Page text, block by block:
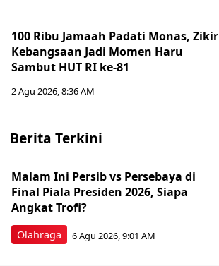
100 Ribu Jamaah Padati Monas, Zikir
Kebangsaan Jadi Momen Haru
Sambut HUT RI ke-81
2 Agu 2026, 8:36 AM
Berita Terkini
Olahraga
Malam Ini Persib vs Persebaya di
Final Piala Presiden 2026, Siapa
Angkat Trofi?
6 Agu 2026, 9:01 AM